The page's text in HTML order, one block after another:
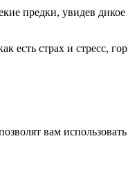
предки, увидев
страх и стресс,
вам